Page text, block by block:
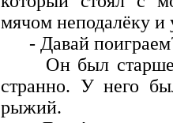
мячом неподалёку и
- Давай
Он был старше
странно. У него
рыжий.